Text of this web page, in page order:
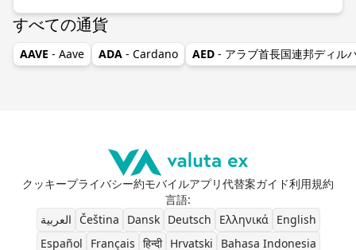
すべての通貨
AAVE - Aave ADA - Cardano AED - アラブ首長国連邦ディル
クッキープライバシー約モバイルアプリ代替案ガイド利用規約
言語:
العربية
Čeština Dansk Deutsch Ελληνικά
English
Español
Français हिन्दी Hrvatski Bahasa Indonesia